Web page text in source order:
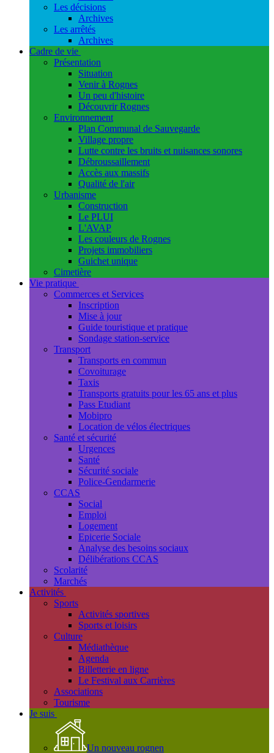
Les décisions
Archives
Les arrêtés
Archives
Cadre de vie
Présentation
Situation
Venir à Rognes
Un peu d'histoire
Découvrir Rognes
Environnement
Plan Communal de Sauvegarde
Village propre
Lutte contre les bruits et nuisances sonores
Débroussaillement
Accès aux massifs
Qualité de l'air
Urbanisme
Construction
Le PLUI
L'AVAP
Les couleurs de Rognes
Projets immobiliers
Guichet unique
Cimetière
Vie pratique
Commerces et Services
Inscription
Mise à jour
Guide touristique et pratique
Sondage station-service
Transport
Transports en commun
Covoiturage
Taxis
Transports gratuits pour les 65 ans et plus
Pass Etudiant
Mobipro
Location de vélos électriques
Santé et sécurité
Urgences
Santé
Sécurité sociale
Police-Gendarmerie
CCAS
Social
Emploi
Logement
Epicerie Sociale
Analyse des besoins sociaux
Délibérations CCAS
Scolarité
Marchés
Activités
Sports
Activités sportives
Sports et loisirs
Culture
Médiathèque
Agenda
Billetterie en ligne
Le Festival aux Carrières
Associations
Tourisme
Je suis
Un nouveau rognen